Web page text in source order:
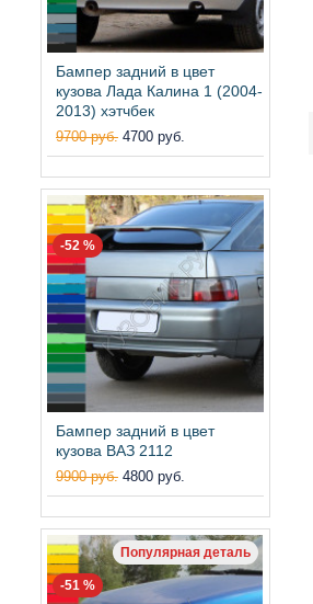
Бампер задний в цвет
кузова Лада Калина 1 (2004-
2013) хэтчбек
9700 руб. 4700 руб.
-52 %
Бампер задний в цвет
кузова ВАЗ 2112
9900 руб. 4800 руб.
Популярная деталь
-51 %